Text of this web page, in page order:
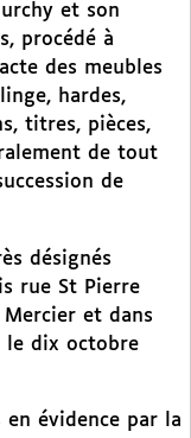
et son
procédé à
des meubles
hardes,
titres, pièces,
de tout
de
désignés
rue St Pierre
et dans
le dix octobre
évidence par la